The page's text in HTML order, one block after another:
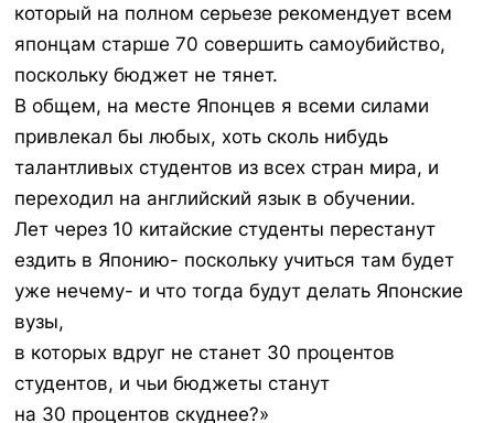
который на полном серьезе рекомендует всем
японцам старше 70 совершить самоубийство,
поскольку бюджет не тянет.
В общем, на месте Японцев я всеми силами
привлекал бы любых, хоть сколь нибудь
талантливых студентов из всех стран мира, и
переходил на английский язык в обучении.
Лет через 10 китайские студенты перестанут
ездить в Японию- поскольку учиться там будет
уже нечему- и что тогда будут делать Японские
вузы,
в которых вдруг не станет 30 процентов
студентов, и чьи бюджеты станут
на 30 процентов скуднее?»